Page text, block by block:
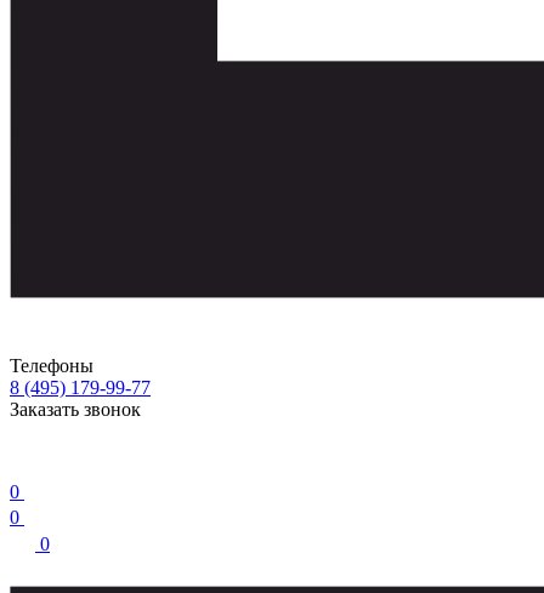
Телефоны
8 (495) 179-99-77
Заказать звонок
0
0
0